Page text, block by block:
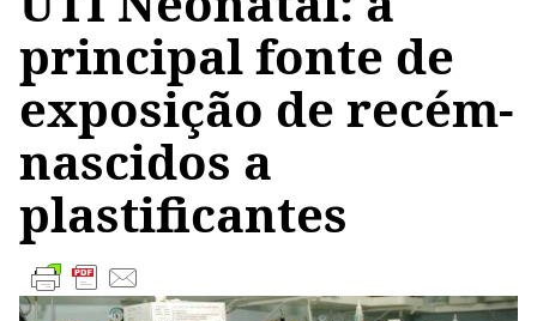
principal fonte de
exposição de recém-
nascidos a
plastificantes